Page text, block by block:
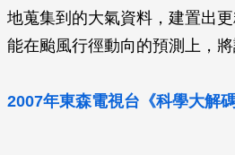
地蒐集到的大氣資料，建置出
能在颱風行徑動向的預測上，將
2007年東森電視台《科學大解